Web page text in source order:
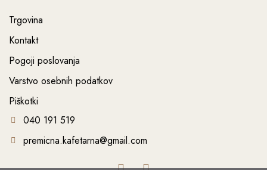
Trgovina
Kontakt
Pogoji poslovanja
Varstvo osebnih podatkov
Piškotki
040 191 519
premicna.kafetarna@gmail.com